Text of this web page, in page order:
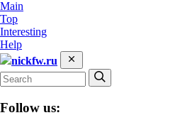
Main
Top
Interesting
Help
nickfw.ru
Follow us: